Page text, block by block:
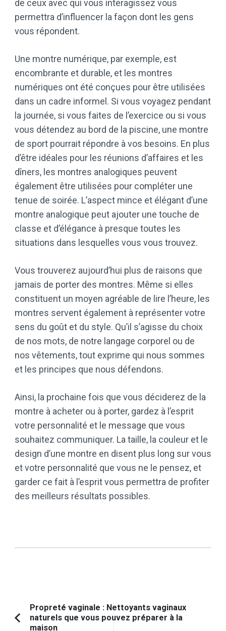
de ceux avec qui vous interagissez vous
permettra d’influencer la façon dont les gens
vous répondent.
Une montre numérique, par exemple, est
encombrante et durable, et les montres
numériques ont été conçues pour être utilisées
dans un cadre informel. Si vous voyagez pendant
la journée, si vous faites de l’exercice ou si vous
vous détendez au bord de la piscine, une montre
de sport pourrait répondre à vos besoins. En plus
d’être idéales pour les réunions d’affaires et les
dîners, les montres analogiques peuvent
également être utilisées pour compléter une
tenue de soirée. L’aspect mince et élégant d’une
montre analogique peut ajouter une touche de
classe et d’élégance à presque toutes les
situations dans lesquelles vous vous trouvez.
Vous trouverez aujourd’hui plus de raisons que
jamais de porter des montres. Même si elles
constituent un moyen agréable de lire l’heure, les
montres servent également à représenter votre
sens du goût et du style. Qu’il s’agisse du choix
de nos mots, de notre langage corporel ou de
nos vêtements, tout exprime qui nous sommes
et les principes que nous défendons.
Ainsi, la prochaine fois que vous déciderez de la
montre à acheter ou à porter, gardez à l’esprit
votre personnalité et le message que vous
souhaitez communiquer. La taille, la couleur et le
design d’une montre en disent plus long sur vous
et votre personnalité que vous ne le pensez, et
garder ce fait à l’esprit vous permettra de profiter
des meilleurs résultats possibles.
Navigation
d'article
Article
Propreté vaginale : Nettoyants vaginaux
naturels que vous pouvez préparer à la
maison